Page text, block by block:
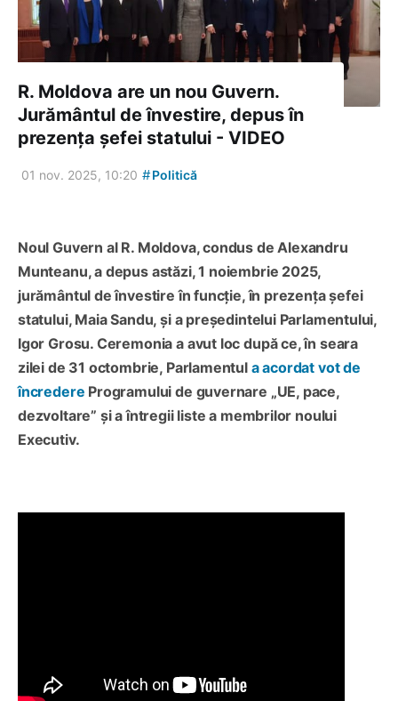
R. Moldova are un nou Guvern.
Jurământul de învestire, depus în
prezența șefei statului - VIDEO
01 nov. 2025, 10:20 #Politică
Noul Guvern al R. Moldova, condus de Alexandru
Munteanu, a depus astăzi, 1 noiembrie 2025,
jurământul de învestire în funcție, în prezența șefei
statului, Maia Sandu, și a președintelui Parlamentului,
Igor Grosu. Ceremonia a avut loc după ce, în seara
zilei de 31 octombrie, Parlamentul a acordat vot de
încredere Programului de guvernare „UE, pace,
dezvoltare” și a întregii liste a membrilor noului
Executiv.